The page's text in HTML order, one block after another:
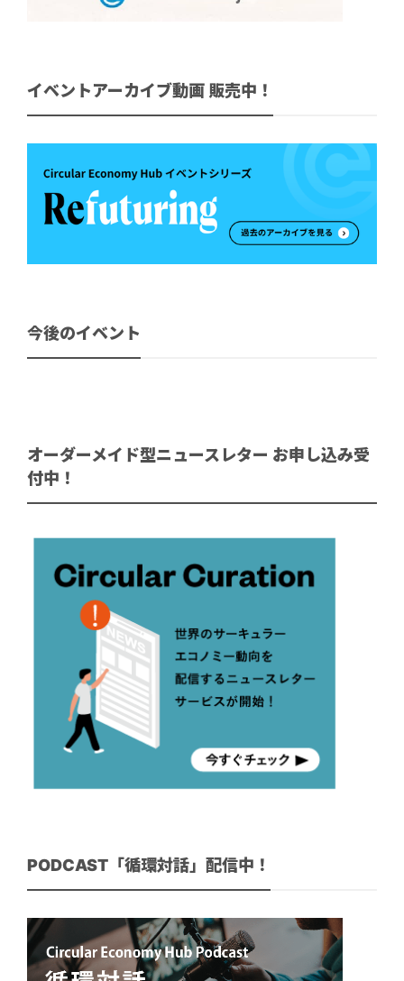
イベントアーカイブ動画 販売中！
今後のイベント
オーダーメイド型ニュースレター お申し込み受
付中！
PODCAST「循環対話」配信中！